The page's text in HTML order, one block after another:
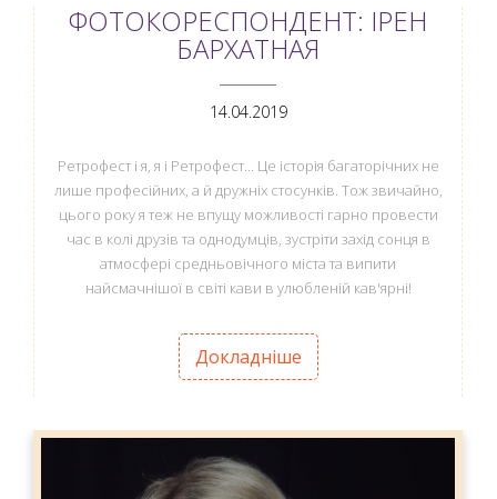
ФОТОКОРЕСПОНДЕНТ: ІРЕН
БАРХАТНАЯ
ANEMPTYTEXTLLINE
14.04.2019
Ретрофест і я, я і Ретрофест... Це історія багаторічних не
лише професійних, а й дружніх стосунків. Тож звичайно,
цього року я теж не впущу можливості гарно провести
час в колі друзів та однодумців, зустріти захід сонця в
атмосфері средньовічного міста та випити
найсмачнішої в світі кави в улюбленій кав'ярні!
Докладніше